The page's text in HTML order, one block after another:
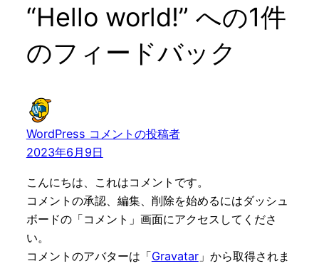
“Hello world!” への1件
のフィードバック
WordPress コメントの投稿者
2023年6月9日
こんにちは、これはコメントです。
コメントの承認、編集、削除を始めるにはダッシュ
ボードの「コメント」画面にアクセスしてくださ
い。
コメントのアバターは「Gravatar」から取得されま